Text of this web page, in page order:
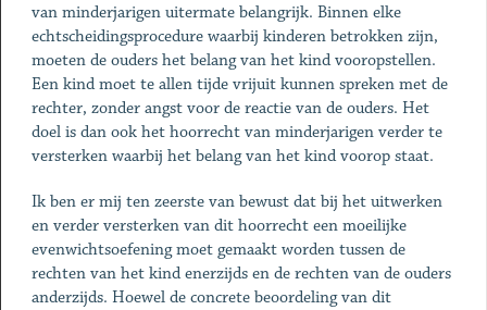
van minderjarigen uitermate belangrijk. Binnen elke
echtscheidingsprocedure waarbij kinderen betrokken zijn,
moeten de ouders het belang van het kind vooropstellen.
Een kind moet te allen tijde vrijuit kunnen spreken met de
rechter, zonder angst voor de reactie van de ouders. Het
doel is dan ook het hoorrecht van minderjarigen verder te
versterken waarbij het belang van het kind voorop staat.
Ik ben er mij ten zeerste van bewust dat bij het uitwerken
en verder versterken van dit hoorrecht een moeilijke
evenwichtsoefening moet gemaakt worden tussen de
rechten van het kind enerzijds en de rechten van de ouders
anderzijds. Hoewel de concrete beoordeling van dit